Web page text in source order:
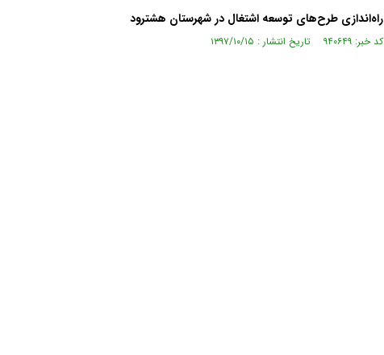
راه‌اندازی طرح‌های توسعه اشتغال در شهرستان هشترود
کد خبر: ۹۴۰۶۴۹ تاریخ انتشار : ۱۳۹۷/۱۰/۱۵